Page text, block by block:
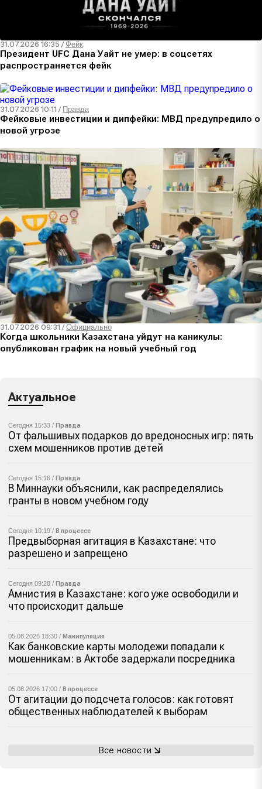
31.07.2026 16:35 /Фейк
Президент UFC Дана Уайт не умер: в соцсетях
распространяется фейк
31.07.2026 10:11 / Правда
Фейковые инвестиции и дипфейки: МВД предупредило о
новой угрозе
31.07.2026 09:31 /Официально
Когда школьники Казахстана уйдут на каникулы:
опубликован график на новый учебный год
Актуальное
Сегодня 15:33 / Правда
От фальшивых подарков до вредоносных игр: пять
схем мошенников против детей
Сегодня 15:16 / Правда
В Миннауки объяснили, как распределялись
гранты в новом учебном году
Сегодня 10:19 / В процессе
Предвыборная агитация в Казахстане: что
разрешено и запрещено
Сегодня 09:28 / Правда
Амнистия в Казахстане: кого уже освободили и
что происходит дальше
05.08.2026 18:30 / Манипуляция
Как банковские карты молодежи попадали к
мошенникам: в Актобе задержали посредника
05.08.2026 17:00 / В процессе
От агитации до подсчета голосов: как готовят
общественных наблюдателей к выборам
Все новости